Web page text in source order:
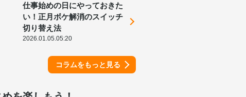
仕事始めの日にやっておきた
い！正月ボケ解消のスイッチ
切り替え法
2026.01.05.05:20
コラムをもっと見る